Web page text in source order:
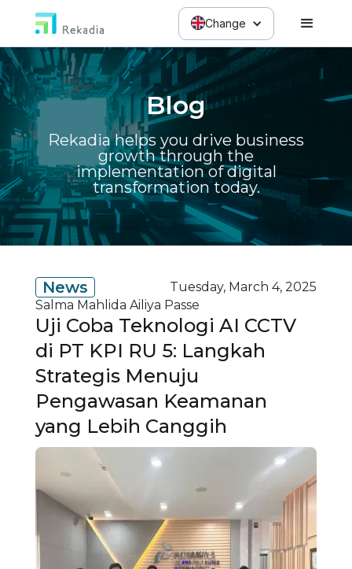
Change
Blog
Rekadia helps you drive business
growth through the
implementation of digital
transformation today.
News
Tuesday, March 4, 2025
Salma Mahlida Ailiya Passe
Uji Coba Teknologi AI CCTV
di PT KPI RU 5: Langkah
Strategis Menuju
Pengawasan Keamanan
yang Lebih Canggih